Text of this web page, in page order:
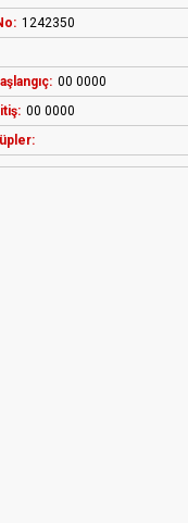
1242350
00 0000
00 0000